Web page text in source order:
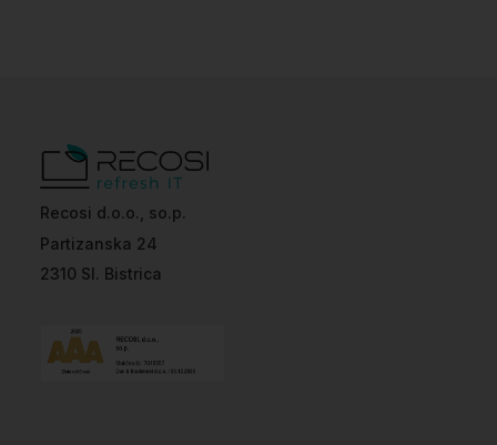
Recosi d.o.o., so.p.
Partizanska 24
2310 Sl. Bistrica